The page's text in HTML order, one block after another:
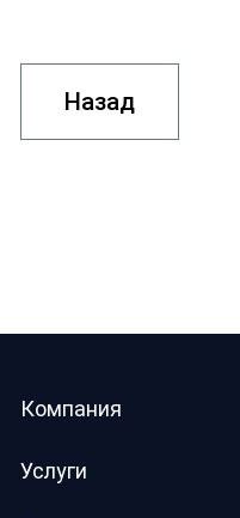
Назад
Компания
Услуги